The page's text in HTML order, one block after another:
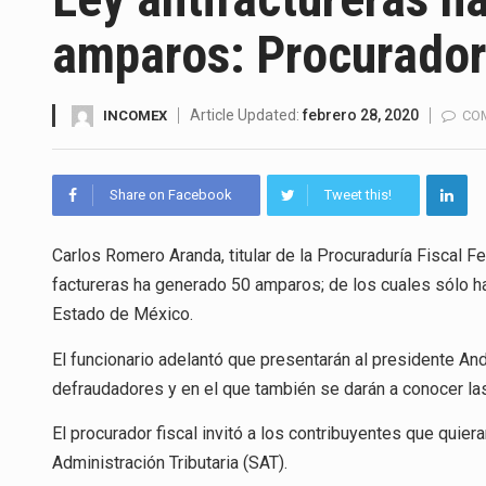
El superávit comercial de
El Tribunal Federal de
El Gobierno de Estados
La Cámara Minera de
El secretario de Economía de
El gobierno federal creó
amparos:
INCOMEX Article Updated:febrero 28, 2020
Share on Facebook Tweet this!
Carlos Romero Aranda, titular de la Procuraduría Fiscal
factureras ha generado 50 amparos; de los cuales sólo
Estado de México.
El funcionario adelantó que presentarán al presidente
defraudadores y en el que también se darán a conocer
El procurador fiscal invitó a los contribuyentes que
Administración Tributaria (SAT).